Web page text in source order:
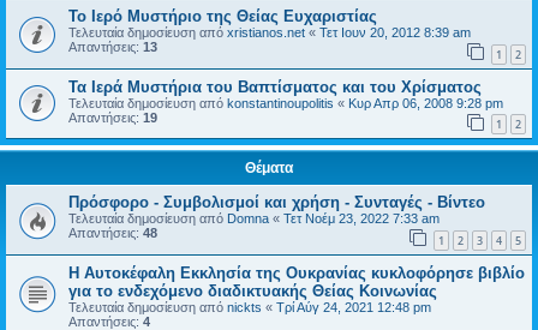
Το Ιερό Μυστήριο της Θείας Ευχαριστίας
Τελευταία δημοσίευση από xristianos.net « Τετ Ιουν 20, 2012 8:39 am
Απαντήσεις: 13 1 2
Τα Ιερά Μυστήρια του Βαπτίσματος και του Χρίσματος
Τελευταία δημοσίευση από konstantinoupolitis « Κυρ Απρ 06, 2008 9:28 pm
Απαντήσεις: 19 1 2
Θέματα
Πρόσφορο - Συμβολισμοί και χρήση - Συνταγές - Βίντεο
Τελευταία δημοσίευση από Domna « Τετ Νοέμ 23, 2022 7:33 am
Απαντήσεις: 48 1 2 3 4 5
Η Αυτοκέφαλη Eκκλησία της Ουκρανίας κυκλοφόρησε βιβλίο
για το ενδεχόμενο διαδικτυακής Θείας Κοινωνίας
Τελευταία δημοσίευση από nickts « Τρί Αύγ 24, 2021 12:48 pm
Απαντήσεις: 4